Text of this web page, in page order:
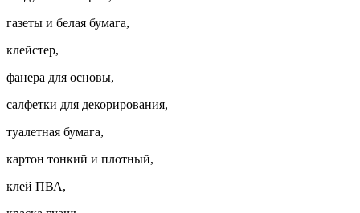
газеты и белая бумага,
клейстер,
фанера для основы,
салфетки для декорирования,
туалетная бумага,
картон тонкий и плотный,
клей ПВА,